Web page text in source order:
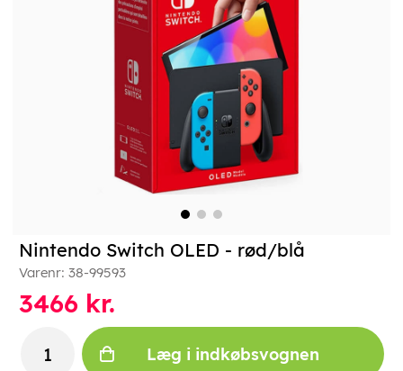
Nintendo Switch OLED - rød/blå
Varenr: 38-99593
3466 kr.
Læg i indkøbsvognen